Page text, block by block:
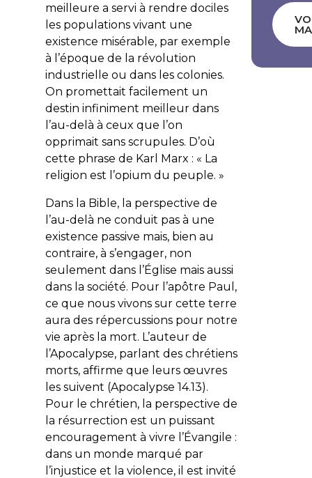
meilleure a servi à rendre dociles
les populations vivant une
existence misérable, par exemple
à l’époque de la révolution
industrielle ou dans les colonies.
On promettait facilement un
destin infiniment meilleur dans
l’au-delà à ceux que l’on
opprimait sans scrupules. D’où
cette phrase de Karl Marx : « La
religion est l’opium du peuple. »
Dans la Bible, la perspective de
l’au-delà ne conduit pas à une
existence passive mais, bien au
contraire, à s’engager, non
seulement dans l’Église mais aussi
dans la société. Pour l’apôtre Paul,
ce que nous vivons sur cette terre
aura des répercussions pour notre
vie après la mort. L’auteur de
l’Apocalypse, parlant des chrétiens
morts, affirme que leurs œuvres
les suivent (Apocalypse 14.13).
Pour le chrétien, la perspective de
la résurrection est un puissant
encouragement à vivre l’Évangile :
dans un monde marqué par
l’injustice et la violence, il est invité